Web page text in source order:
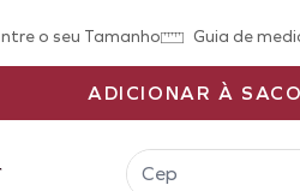
o seu Tamanho Guia de
ADICIONAR À